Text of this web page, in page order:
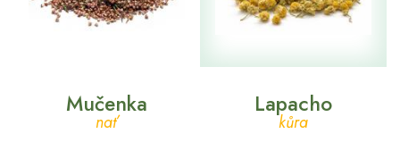
Mučenka
nať
Lapacho
kůra